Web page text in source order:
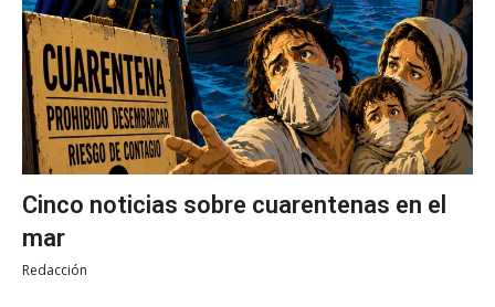
Cinco noticias sobre cuarentenas en el
mar
Redacción